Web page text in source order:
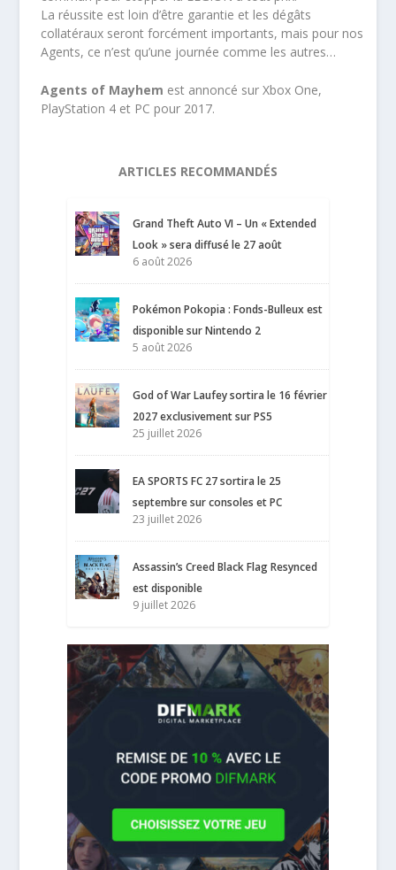
La réussite est loin d’être garantie et les dégâts
collatéraux seront forcément importants, mais pour nos
Agents, ce n’est qu’une journée comme les autres…
Agents of Mayhem est annoncé sur Xbox One,
PlayStation 4 et PC pour 2017.
ARTICLES RECOMMANDÉS
Grand Theft Auto VI – Un « Extended
Look » sera diffusé le 27 août
6 août 2026
Pokémon Pokopia : Fonds-Bulleux est
disponible sur Nintendo 2
5 août 2026
God of War Laufey sortira le 16 février
2027 exclusivement sur PS5
25 juillet 2026
EA SPORTS FC 27 sortira le 25
septembre sur consoles et PC
23 juillet 2026
Assassin’s Creed Black Flag Resynced
est disponible
9 juillet 2026